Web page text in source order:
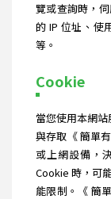
覽或查詢時，
的 IP 位址、使
等。
Cookie
當您使用本網
與存取《 簡單
或上網設備，
Cookie 時，可
能限制。《 簡